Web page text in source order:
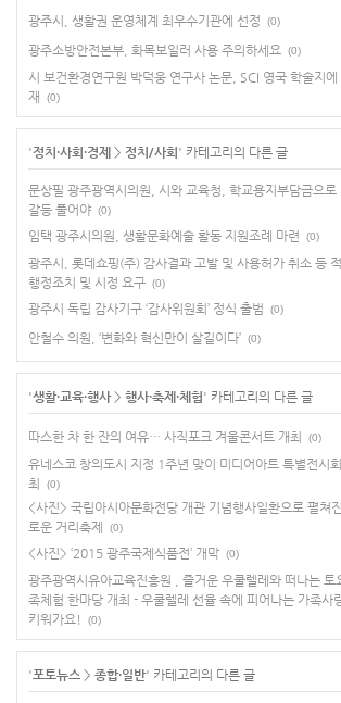
광주시, 생활권 운영체계 최우수기관에 선정 (0)
광주소방안전본부, 화목보일러 사용 주의하세요 (0)
시 보건환경연구원 박덕웅 연구사 논문, SCI 영국 학술지에
재
(0)
'정치·사회·경제 > 정치/사회 ' 카테고리의 다른 글
문상필 광주광역시의원, 시와 교육청, 학교용지부담금으로
갈등 풀어야 (0)
임택 광주시의원, 생활문화예술 활동 지원조례 마련 (0)
광주시, 롯데쇼핑(주) 감사결과 고발 및 사용허가 취소 등
행정조치 및 시정 요구 (0)
광주시 독립 감사기구 ‘감사위원회’ 정식 출범 (0)
안철수 의원, ‘변화와 혁신만이 살길이다’ (0)
'생활·교육·행사> 행사·축제·체험 ' 카테고리의 다른 글
따스한 차 한 잔의 여유… 사직포크 겨울콘서트 개최 (0)
유네스코 창의도시 지정 1주년 맞이 미디어아트 특별전시
최
(0)
<사진> 국립아시아문화전당 개관 기념행사일환으로 펼쳐
로운 거리축제
(0)
<사진> ‘2015 광주국제식품전’ 개막 (0)
광주광역시유아교육진흥원 , 즐거운 우쿨렐레와 떠나는 토
족체험 한마당 개최 - 우쿨렐레 선율 속에 피어나는 가족사
키워가요!
(0)
'포토뉴스 > 종합·일반' 카테고리의 다른 글